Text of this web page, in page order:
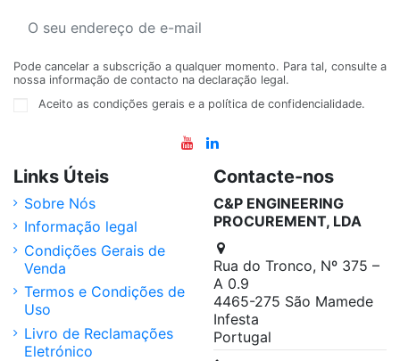
Pode cancelar a subscrição a qualquer momento. Para tal, consulte a
nossa informação de contacto na declaração legal.
Aceito as condições gerais e a política de confidencialidade.
Links Úteis
Sobre Nós
Informação legal
Condições Gerais de
Venda
Termos e Condições de
Uso
Livro de Reclamações
Eletrónico
Contacte-nos
C&P ENGINEERING
PROCUREMENT, LDA
Rua do Tronco, Nº 375 –
A 0.9
4465-275 São Mamede
Infesta
Portugal